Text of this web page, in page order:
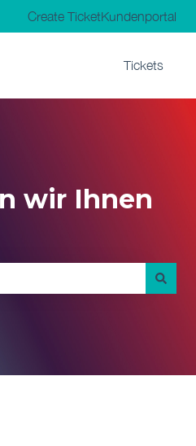
anzeigen
Create TicketKundenportal
Tickets
wir Ihnen